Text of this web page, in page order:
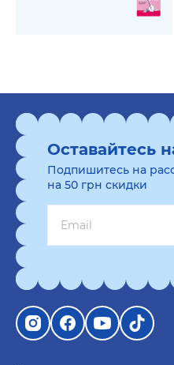
Оставайтесь
Подпишитесь на
на 50 грн скидки